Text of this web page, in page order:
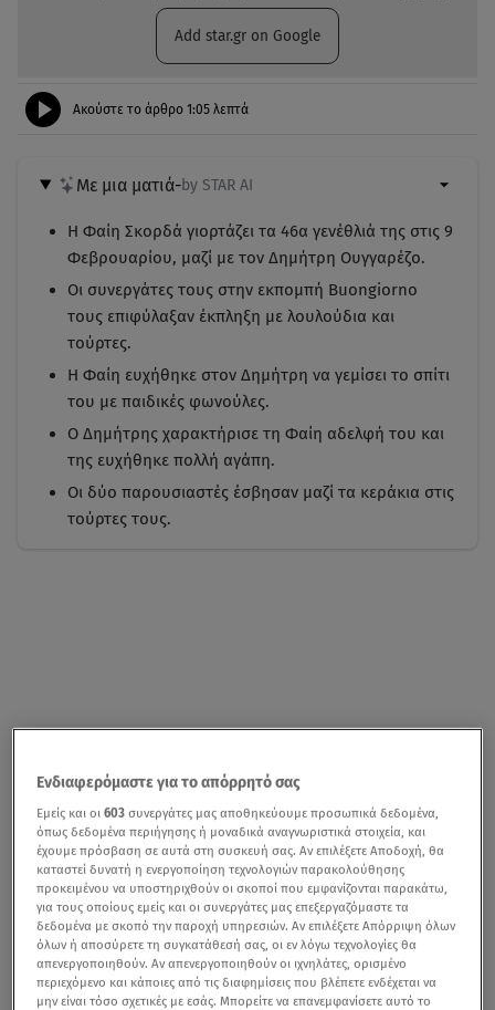
Add star.gr on Google
Ακούστε το άρθρο 1:05 λεπτά
Με μια ματιά-by STAR AI
Η Φαίη Σκορδά γιορτάζει τα 46α γενέθλιά της στις 9
Φεβρουαρίου, μαζί με τον Δημήτρη Ουγγαρέζο.
Οι συνεργάτες τους στην εκπομπή Buongiorno
τους επιφύλαξαν έκπληξη με λουλούδια και
τούρτες.
Η Φαίη ευχήθηκε στον Δημήτρη να γεμίσει το σπίτι
του με παιδικές φωνούλες.
Ο Δημήτρης χαρακτήρισε τη Φαίη αδελφή του και
της ευχήθηκε πολλή αγάπη.
Οι δύο παρουσιαστές έσβησαν μαζί τα κεράκια στις
τούρτες τους.
Ενδιαφερόμαστε για το απόρρητό σας
Εμείς και οι603 συνεργάτες μας αποθηκεύουμε προσωπικά δεδομένα,
όπως δεδομένα περιήγησης ή μοναδικά αναγνωριστικά στοιχεία, και
έχουμε πρόσβαση σε αυτά στη συσκευή σας. Αν επιλέξετε Αποδοχή, θα
καταστεί δυνατή η ενεργοποίηση τεχνολογιών παρακολούθησης
προκειμένου να υποστηριχθούν οι σκοποί που εμφανίζονται παρακάτω,
για τους οποίους εμείς και οι συνεργάτες μας επεξεργαζόμαστε τα
δεδομένα με σκοπό την παροχή υπηρεσιών. Αν επιλέξετε Απόρριψη όλων
όλων ή αποσύρετε τη συγκατάθεσή σας, οι εν λόγω τεχνολογίες θα
απενεργοποιηθούν. Αν απενεργοποιηθούν οι ιχνηλάτες, ορισμένο
περιεχόμενο και κάποιες από τις διαφημίσεις που βλέπετε ενδέχεται να
μην είναι τόσο σχετικές με εσάς. Μπορείτε να επανεμφανίσετε αυτό το